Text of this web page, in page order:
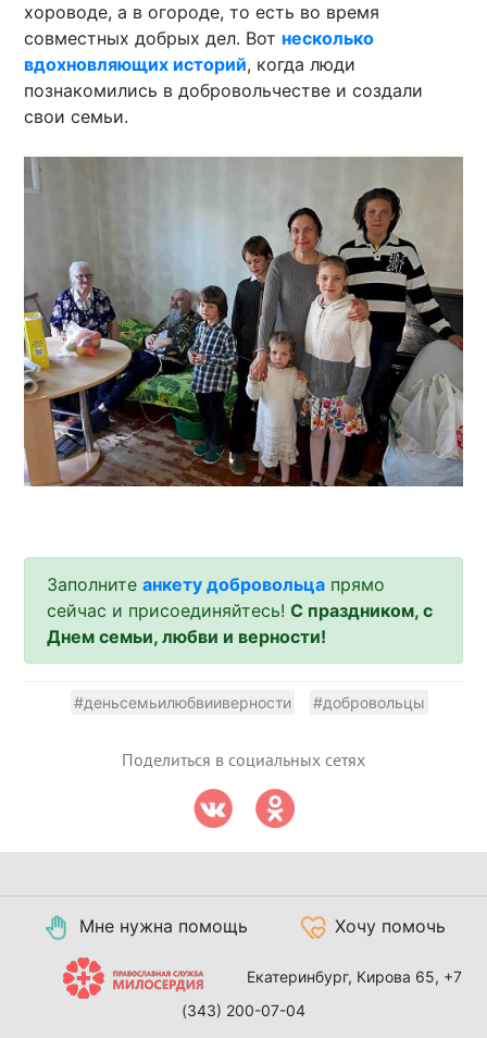
хороводе, а в огороде, то есть во время
совместных добрых дел. Вот несколько
вдохновляющих историй, когда люди
познакомились в добровольчестве и создали
свои семьи.
Заполнитеанкету добровольца прямо
сейчас и присоединяйтесь!С праздником, с
Днем семьи, любви и верности!
#деньсемьилюбвииверности #добровольцы
Поделиться в социальных сетях
Мне нужна помощь Хочу помочь
Екатеринбург, Кирова 65, +7
(343) 200-07-04